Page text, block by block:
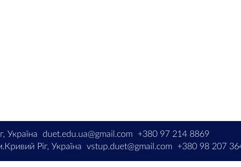
Україна duet.edu.ua@gmail.com
+380 97 214 8869
Ріг, Україна vstup.duet@gmail.com +380 98 207